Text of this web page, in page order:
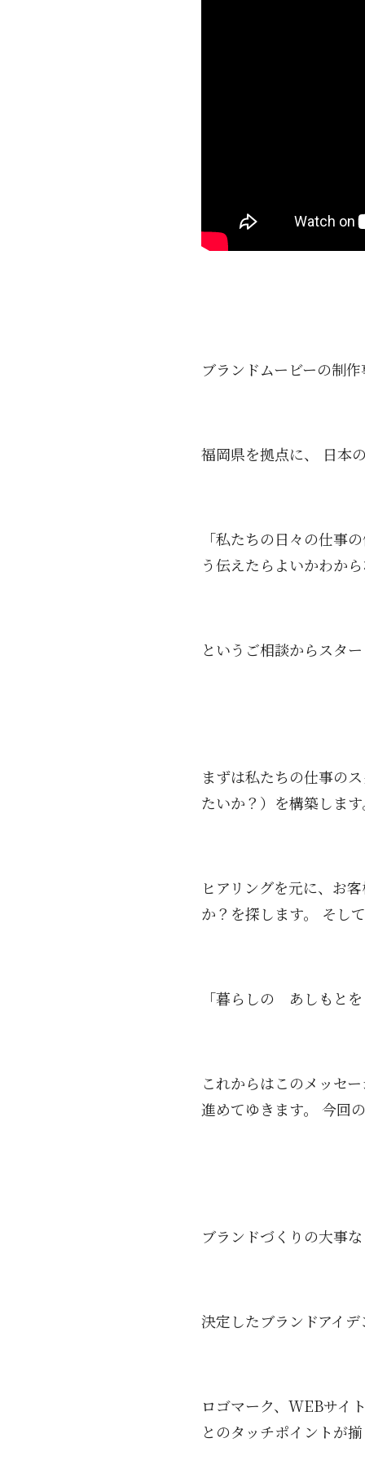
ブランドムービーの制
福岡県を拠点に、 日本
「私たちの日々の仕事
う伝えたらよいかわか
というご相談からスタ
まずは私たちの仕事の
たいか？）を構築しま
ヒアリングを元に、お
か？を探します。 そし
「暮らしの あしもと
これからはこのメッセ
進めてゆきます。 今回
ブランドづくりの大事
決定したブランドアイ
ロゴマーク、WEBサイ
とのタッチポイントが